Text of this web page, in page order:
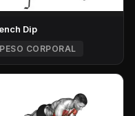
Dip
PESO CORPORAL